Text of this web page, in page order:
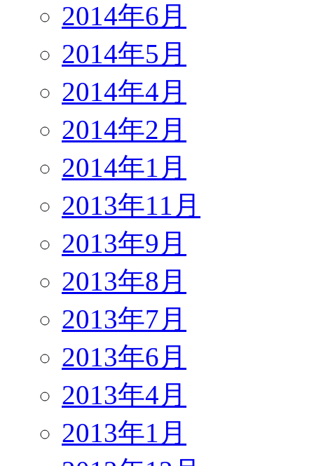
2014年6月
2014年5月
2014年4月
2014年2月
2014年1月
2013年11月
2013年9月
2013年8月
2013年7月
2013年6月
2013年4月
2013年1月